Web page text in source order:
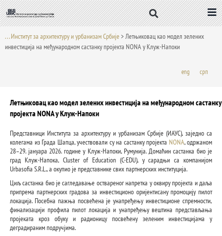
Пређи
на
садржај
. . . Институт за архитектуру и урбанизам Србије>Летњиковац као модел зелених
инвестиција на међународном састанку пројекта NONA у Клуж-Напоки
eng срп
Летњиковац као модел зелених инвестиција на међународном састанку
пројекта NONA у Клуж-Напоки
Представници Института за архитектуру и урбанизам Србије (ИАУС), заједно са
колегама из Града Шапца, учествовали су на састанку пројекта NONA, одржаном
28–29. јануара 2026. године у Клуж-Напоки, Румунија. Домаћин састанка био је
град Клуж-Напока, Cluster of Education (C-EDU), у сарадњи са компанијом
Urbasofia S.R.L., а окупио је представнике свих партнерских институција.
Циљ састанка био је сагледавање оствареног напретка у оквиру пројекта и даља
припрема партнерских градова за инвестиционо оријентисану промоцију пилот
локација. Посебна пажња посвећена је унапређењу инвестиционе спремности,
финализацији профила пилот локација и унапређењу вештина представљања
пројеката кроз обуку и радионицу посвећену зеленим инвестицијама у
деградираним подручјима.